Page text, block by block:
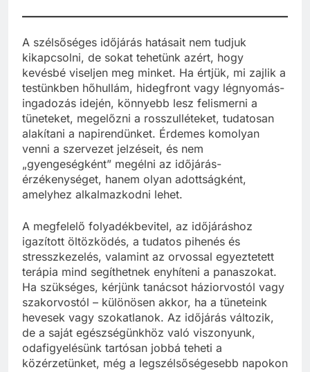
A szélsőséges időjárás hatásait nem tudjuk
kikapcsolni, de sokat tehetünk azért, hogy
kevésbé viseljen meg minket. Ha értjük, mi zajlik a
testünkben hőhullám, hidegfront vagy légnyomás-
ingadozás idején, könnyebb lesz felismerni a
tüneteket, megelőzni a rosszulléteket, tudatosan
alakítani a napirendünket. Érdemes komolyan
venni a szervezet jelzéseit, és nem
„gyengeségként” megélni az időjárás-
érzékenységet, hanem olyan adottságként,
amelyhez alkalmazkodni lehet.
A megfelelő folyadékbevitel, az időjáráshoz
igazított öltözködés, a tudatos pihenés és
stresszkezelés, valamint az orvossal egyeztetett
terápia mind segíthetnek enyhíteni a panaszokat.
Ha szükséges, kérjünk tanácsot háziorvostól vagy
szakorvostól – különösen akkor, ha a tüneteink
hevesek vagy szokatlanok. Az időjárás változik,
de a saját egészségünkhöz való viszonyunk,
odafigyelésünk tartósan jobbá teheti a
közérzetünket, még a legszélsőségesebb napokon